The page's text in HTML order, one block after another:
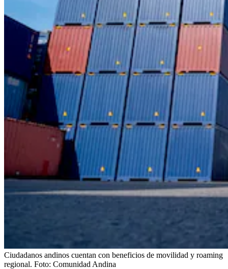
Ciudadanos andinos cuentan con beneficios de movilidad y roaming
regional. Foto: Comunidad Andina